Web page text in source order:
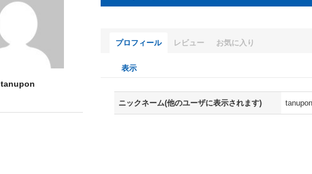
tanupon
プロフィール レビュー お気に入り
表示
ニックネーム(他のユーザに表示されます) tanupon